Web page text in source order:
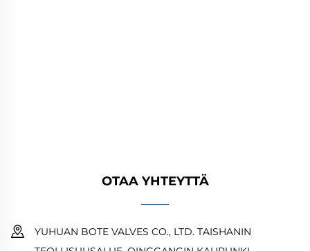
OTAA YHTEYTTÄ
YUHUAN BOTE VALVES CO., LTD. TAISHANIN